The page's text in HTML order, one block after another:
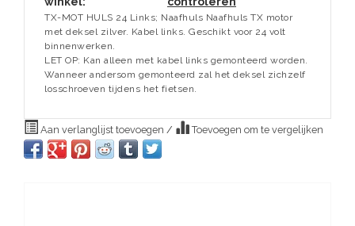
TX-MOT HULS 24 Links; Naafhuls Naafhuls TX motor
met deksel zilver. Kabel links. Geschikt voor 24 volt
binnenwerken.
LET OP: Kan alleen met kabel links gemonteerd worden.
Wanneer andersom gemonteerd zal het deksel zichzelf
losschroeven tijdens het fietsen.
Aan verlanglijst toevoegen / Toevoegen om te vergelijken